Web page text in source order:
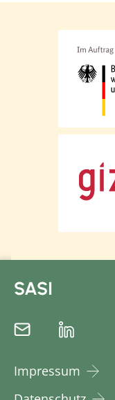
SASI
Impressum